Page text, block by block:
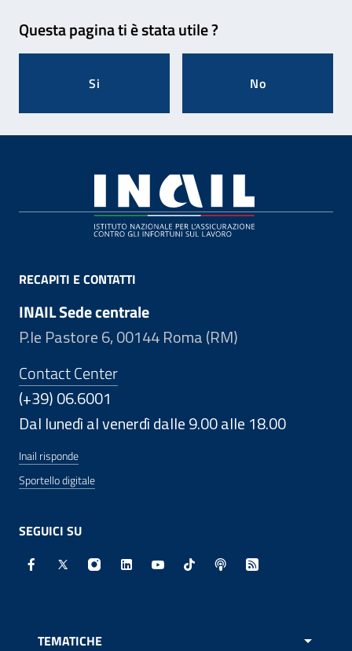
Questa pagina ti è stata utile ?
Si No
RECAPITI E CONTATTI
INAIL Sede centrale
P.le Pastore 6, 00144 Roma (RM)
Contact Center
(+39) 06.6001
Dal lunedì al venerdì dalle 9.00 alle 18.00
Inail risponde
Sportello digitale
SEGUICI SU
Facebook - Sito esterno - Apertura in nuova finestra
X - Sito esterno - Apertura in nuova finestra
Instagram - Sito esterno - Apertura in
Linkedin - Sito esterno - Apertura in
Youtube - Sito esterno -
TikTok - Sito esterno -
Spreaker - Sito
Feed RSS -
TEMATICHE